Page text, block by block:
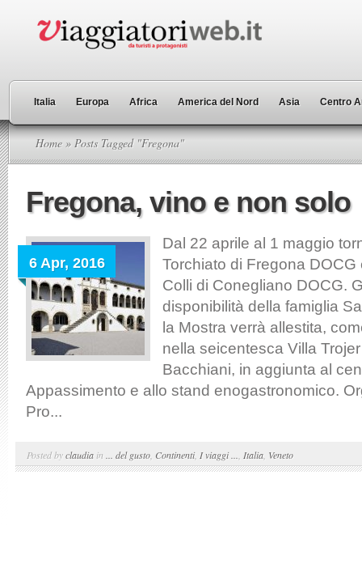
Italia Europa Africa America del Nord Asia Centro
Home » Posts Tagged "Fregona"
Fregona, vino e non solo
6 Apr, 2016
Dal 22 aprile al 1 maggio
Torchiato di Fregona DOCG
Colli di Conegliano DOCG.
disponibilità della famiglia
la Mostra verrà allestita,
nella seicentesca Villa
Bacchiani, in aggiunta al
Appassimento e allo stand enogastronomico.
Pro...
Posted byclaudia in ... del gusto Continenti, I viaggi ... Italia Veneto